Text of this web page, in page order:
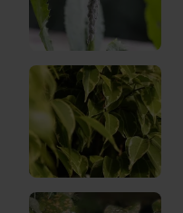
wichtig
den
Wurzeln
genügend
Raum
zu
geben,
sondern
auch
die...